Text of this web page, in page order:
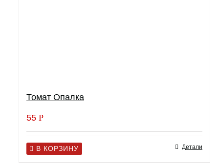
Томат Опалка
55 Р
В КОРЗИНУ Детали